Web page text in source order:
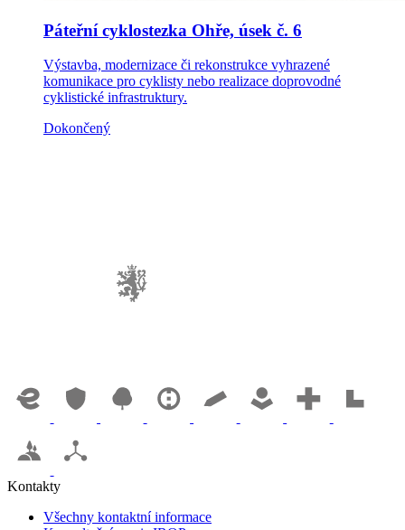
Páteřní cyklostezka Ohře, úsek č. 6
Výstavba, modernizace či rekonstrukce vyhrazené
komunikace pro cyklisty nebo realizace doprovodné
cyklistické infrastruktury.
Dokončený
Kontakty
Všechny kontaktní informace